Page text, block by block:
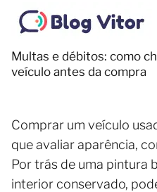
Multas e débitos: como
veículo antes da compra
Comprar um veículo
que avaliar aparência,
Por trás de uma pintura
interior conservado,